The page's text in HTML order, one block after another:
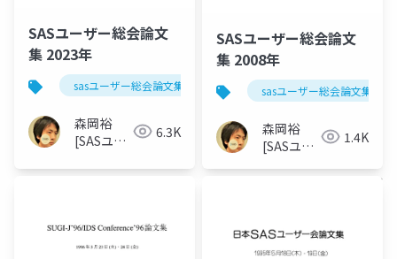
SASユーザー総会論文
集 2023年
sasユーザー総会論文集 2023年
森岡裕
[SASユー
世話人]
6.3K
SASユーザー総会論文
集 2008年
sasユーザー総会論文集
森岡裕
[SASユー
1.4K